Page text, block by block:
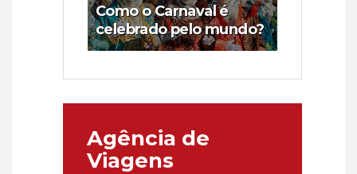
Como o Carnaval é
celebrado pelo mundo?
Agência de
Viagens